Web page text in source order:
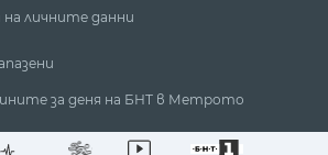
личните данни
за деня на БНТ в Метрото